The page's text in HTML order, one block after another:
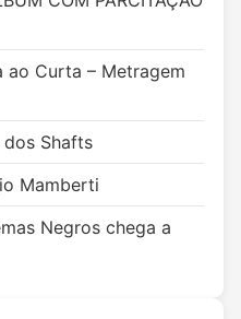
ao Curta – Metragem
Shafts
Mamberti
Negros chega a